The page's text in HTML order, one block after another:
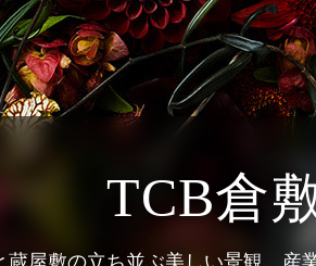
TCB倉
蔵屋敷の立ち並ぶ美しい景観、 産